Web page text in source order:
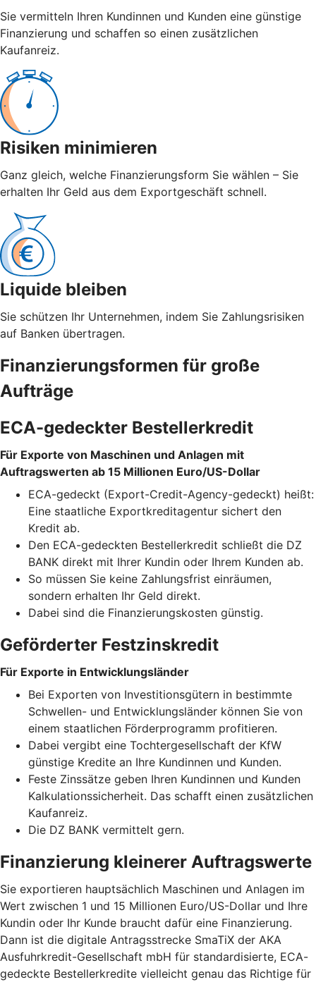
Sie vermitteln Ihren Kundinnen und Kunden eine günstige
Finanzierung und schaffen so einen zusätzlichen
Kaufanreiz.
Risiken minimieren
Ganz gleich, welche Finanzierungsform Sie wählen – Sie
erhalten Ihr Geld aus dem Exportgeschäft schnell.
Liquide bleiben
Sie schützen Ihr Unternehmen, indem Sie Zahlungsrisiken
auf Banken übertragen.
Finanzierungsformen für große
Aufträge
ECA-gedeckter Bestellerkredit
Für Exporte von Maschinen und Anlagen mit
Auftragswerten ab 15 Millionen Euro/US-Dollar
ECA-gedeckt (Export-Credit-Agency-gedeckt) heißt:
Eine staatliche Exportkreditagentur sichert den
Kredit ab.
Den ECA-gedeckten Bestellerkredit schließt die DZ
BANK direkt mit Ihrer Kundin oder Ihrem Kunden ab.
So müssen Sie keine Zahlungsfrist einräumen,
sondern erhalten Ihr Geld direkt.
Dabei sind die Finanzierungskosten günstig.
Geförderter Festzinskredit
Für Exporte in Entwicklungsländer
Bei Exporten von Investitionsgütern in bestimmte
Schwellen- und Entwicklungsländer können Sie von
einem staatlichen Förderprogramm profitieren.
Dabei vergibt eine Tochtergesellschaft der KfW
günstige Kredite an Ihre Kundinnen und Kunden.
Feste Zinssätze geben Ihren Kundinnen und Kunden
Kalkulationssicherheit. Das schafft einen zusätzlichen
Kaufanreiz.
Die DZ BANK vermittelt gern.
Finanzierung kleinerer Auftragswerte
Sie exportieren hauptsächlich Maschinen und Anlagen im
Wert zwischen 1 und 15 Millionen Euro/US-Dollar und Ihre
Kundin oder Ihr Kunde braucht dafür eine Finanzierung.
Dann ist die digitale Antragsstrecke SmaTiX der AKA
Ausfuhrkredit-Gesellschaft mbH für standardisierte, ECA-
gedeckte Bestellerkredite vielleicht genau das Richtige für